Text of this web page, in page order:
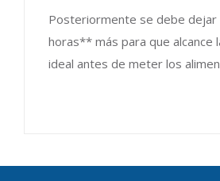
Posteriormente se debe dejar
horas** más para que alcance
ideal antes de meter los